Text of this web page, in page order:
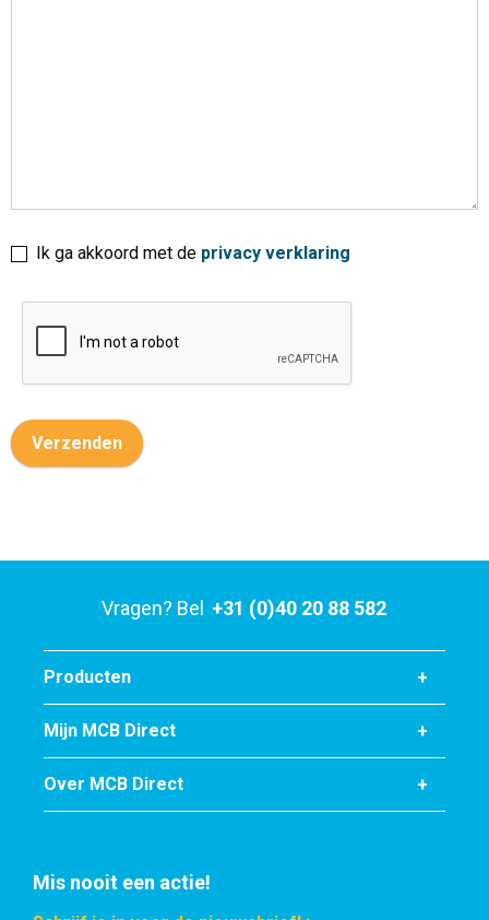
Ik ga akkoord met de privacy verklaring
Verzenden
Vragen? Bel +31 (0)40 20 88 582
Producten
Mijn MCB Direct
Over MCB Direct
Mis nooit een actie!